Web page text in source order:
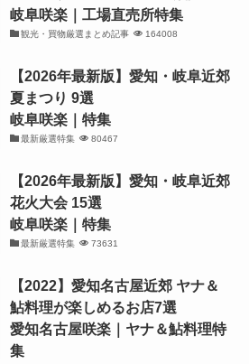
岐阜咲楽｜工場直売所特集
観光・買物厳選まとめ記事 164008
【2026年最新版】愛知・岐阜近郊
夏まつり 9選
岐阜咲楽｜特集
最新厳選特集 80467
【2026年最新版】愛知・岐阜近郊
花火大会 15選
岐阜咲楽｜特集
最新厳選特集 73631
【2022】愛知名古屋近郊 ヤナ＆
鮎料理が楽しめるお店7選
愛知名古屋咲楽｜ヤナ＆鮎料理特
集